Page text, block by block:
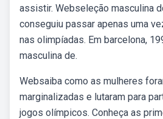
assistir. Webseleção masculina
conseguiu passar apenas uma
nas olimpíadas. Em barcelona,
masculina de.
Websaiba como as mulheres
marginalizadas e lutaram para
jogos olímpicos. Conheça as